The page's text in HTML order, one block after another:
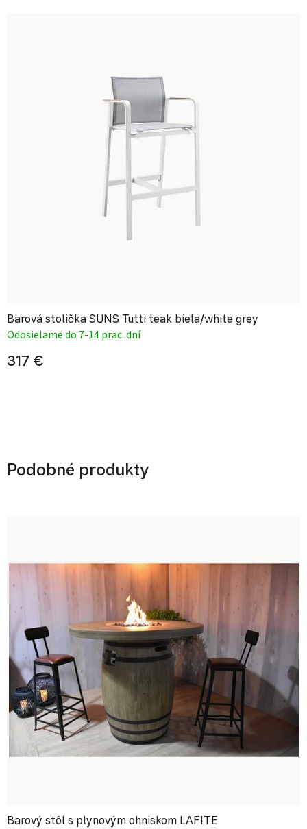
Barová stolička SUNS Tutti teak biela/white grey
Odosielame do 7-14 prac. dní
317 €
Podobné produkty
Barový stôl s plynovým ohniskom LAFITE